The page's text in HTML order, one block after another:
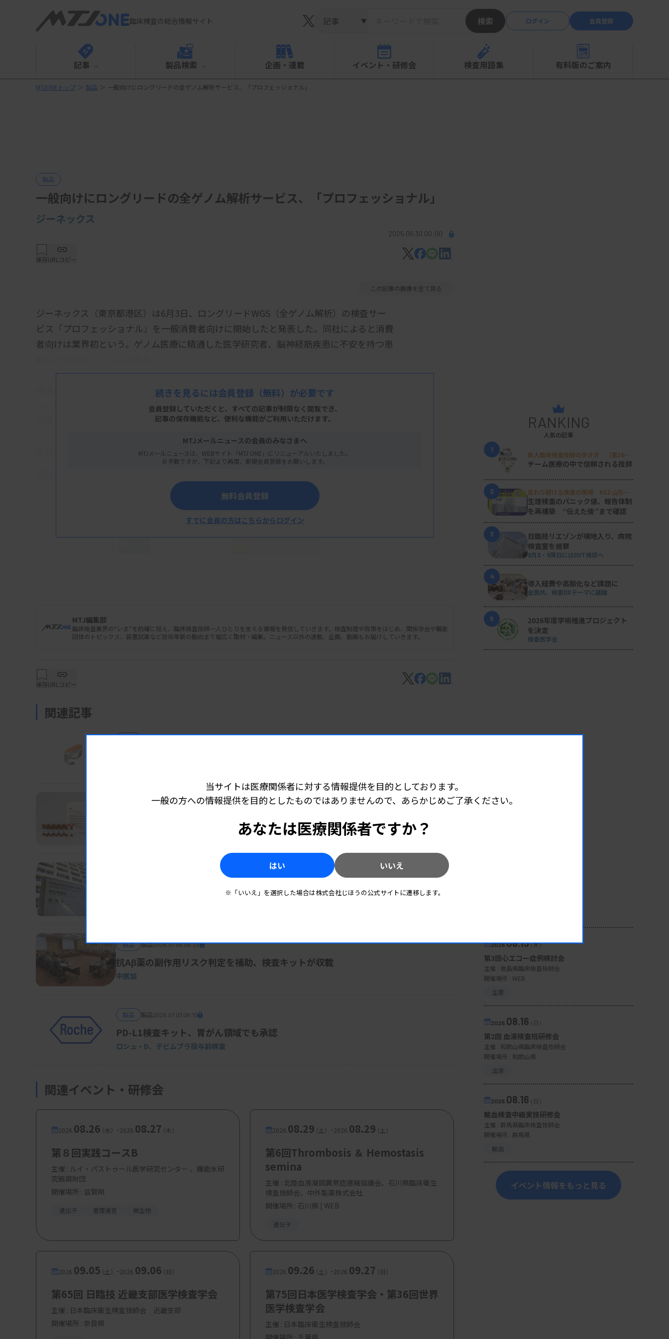
臨床検査の総合情報サイト ▼ 検索 ログイン 会員登録
記事 製品検索 企画・連載 イベント・研修会 検査用語集 有料版のご案内
MTJONEトップ ＞ 製品 ＞ 一般向けにロングリードの全ゲノム解析サービス、「プロフェッショナル」
製品
一般向けにロングリードの全ゲノム解析サービス、「プロフェッショナル」
ジーネックス
2025.06.30 00:00
保存URLコピー
この記事の画像を全て見る
ジーネックス（東京都港区）は6月3日、ロングリードWGS（全ゲノム解析）の検査サー
ビス「プロフェッショナル」を一般消費者向けに開始したと発表した。同社によると消費
者向けは業界初という。ゲノム医療に精通した医学研究者、脳神経筋疾患に不安を持つ患
唾液や血液検体などを解析し、3カ月程度で結果を返却する。NGS（次世代シーケンサ
ー）は、PacBio Revio systemを使う。このサービスにより一般の利用者がロングリード
の全ゲノムデータを入手できるようになる。
販売価格（税別）は49万8000円。一般的とされる60万～80万円より安価に抑えた。
続きを見るには会員登録 （無料）が必要です
会員登録していただくと、すべての記事が制限なく閲覧でき、
記事の保存機能など、便利な機能がご利用いただけます。
MTJメールニュースの会員のみなさまへ
MTJメールニュースは、WEBサイト「MTJ ONE」にリニューアルいたしました。
お手数ですが、下記より再度、新規会員登録をお願いします。
無料会員登録
すでに会員の方はこちらからログイン
MTJ編集部
臨床検査業界の“いま”を的確に捉え、臨床検査技師一人ひとりを支える情報を発信していきます。検査制度や政策をはじめ、関係学会や職能
団体のトピックス、装置試薬など技術革新の動向まで幅広く取材・編集。ニュース以外の連載、企画、動画もお届けしていきます。
保存URLコピー
関連記事
製品 2026.07.17 06:10
【新製品】リソバリシブのコンパニオン診断薬
MBL 「AmoyDx PIK3CA変異検出キット」
製品 製品2026.07.06 06:25
抗Aβ薬の副作用リスク判定を補助、検査キットが収載
中医協
製品 製品2026.07.03 06:10
PD-L1検査キット、胃がん領域でも承認
ロシュ・D、テビムブラ投与前検査
関連イベント・研修会
2026. 08.26（水） -2026. 08.27（木）
第８回実践コースB
主催 : ルイ・パストゥール医学研究センター 、機能水研
究振興財団
開催場所 : 滋賀県
遺伝子 管理運営 微生物
2026. 08.29（土） -2026. 08.29（土）
第6回Thrombosis ＆ Hemostasis
semina
主催 : 北陸血液凝固異常症連絡協議会、石川県臨床衛生
検査技師会、中外製薬株式会社
開催場所 : 石川県 | WEB
遺伝子
2026. 09.05（土） -2026. 09.06（日）
第65回 日臨技 近畿支部医学検査学会
主催 : 日本臨床衛生検査技師会 近畿支部
開催場所 : 奈良県
2026. 09.26（土） -2026. 09.27（日）
第75回日本医学検査学会・第36回世界
医学検査学会
主催 : 日本臨床衛生検査技師会
RANKING
人気の記事
1
新人臨床検査技師の歩き方 ［第16
回］
チーム医療の中で信頼される技師
2
変わり続ける検査の現場 #32 山形済
生病院
生理検査のパニック値、報告体制
を再構築 “伝えた後”まで確認
3
日臨技リエゾンが現地入り、病院
検査室を視察
8月8・9両日にはDVT検診へ
4
導入経費や高齢化など課題に
全医共、検査DXテーマに議論
5
2026年度学術推進プロジェクト
を決定
検査医学会
2026.08.13（木）
第3回心エコー症例検討会
主催 : 徳島県臨床検査技師会
開催場所 : WEB
生理
2026. 08.16（日）
第2回 血液検査班研修会
主催 : 和歌山県臨床検査技師会
開催場所 : 和歌山県
血液
2026. 08.16（日）
輸血検査中級実技研修会
主催 : 群馬県臨床検査技師会
開催場所 : 群馬県
輸血
イベント情報をもっと見る
当サイトは医療関係者に対する情報提供を目的としております。
一般の方への情報提供を目的としたものではありませんので、あらかじめご了承ください。
あなたは医療関係者ですか？
はい いいえ
※「いいえ」を選択した場合は株式会社じほうの公式サイトに遷移します。